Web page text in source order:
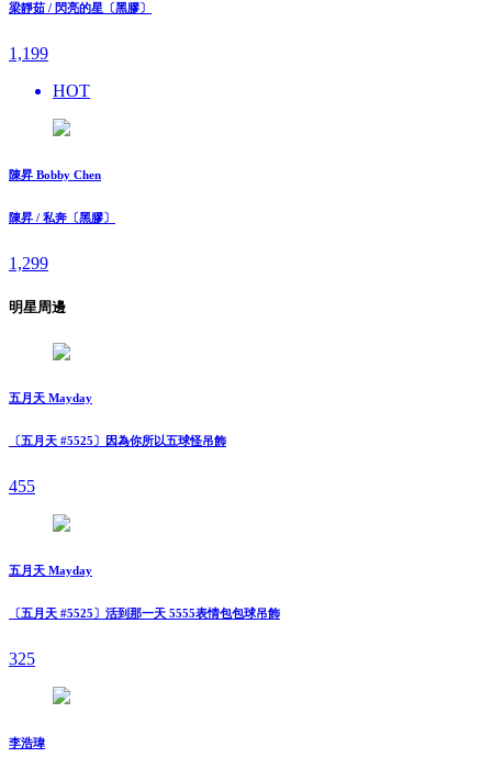
梁靜茹 / 閃亮的星〔黑膠〕
1,199
HOT
陳昇 Bobby Chen
陳昇 / 私奔〔黑膠〕
1,299
明星周邊
五月天 Mayday
〔五月天 #5525〕因為你所以五球怪吊飾
455
五月天 Mayday
〔五月天 #5525〕活到那一天 5555表情包包球吊飾
325
李浩瑋